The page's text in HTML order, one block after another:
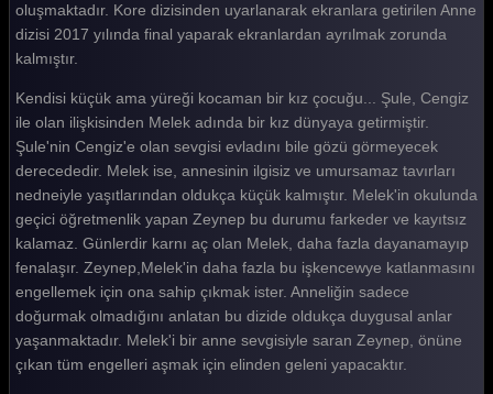
oluşmaktadır. Kore dizisinden uyarlanarak ekranlara getirilen Anne
dizisi 2017 yılında final yaparak ekranlardan ayrılmak zorunda
kalmıştır.
Kendisi küçük ama yüreği kocaman bir kız çocuğu... Şule, Cengiz
ile olan ilişkisinden Melek adında bir kız dünyaya getirmiştir.
Şule'nin Cengiz'e olan sevgisi evladını bile gözü görmeyecek
derecededir. Melek ise, annesinin ilgisiz ve umursamaz tavırları
nedneiyle yaşıtlarından oldukça küçük kalmıştır. Melek'in okulunda
geçici öğretmenlik yapan Zeynep bu durumu farkeder ve kayıtsız
kalamaz. Günlerdir karnı aç olan Melek, daha fazla dayanamayıp
fenalaşır. Zeynep,Melek'in daha fazla bu işkencewye katlanmasını
engellemek için ona sahip çıkmak ister. Anneliğin sadece
doğurmak olmadığını anlatan bu dizide oldukça duygusal anlar
yaşanmaktadır. Melek'i bir anne sevgisiyle saran Zeynep, önüne
çıkan tüm engelleri aşmak için elinden geleni yapacaktır.